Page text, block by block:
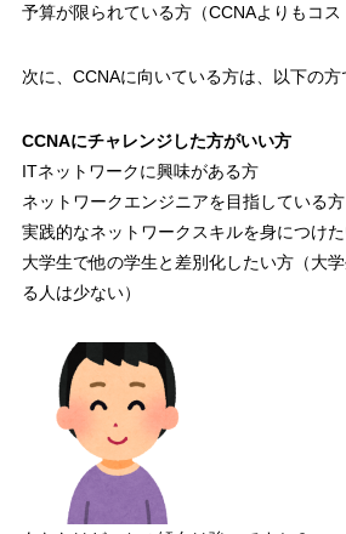
予算が限られている方（CCNAよりもコス
次に、 CCNAに向いている方は、以下の方
CCNAにチャレンジした方がいい方
ITネットワークに興味がある方
ネットワークエンジニアを目指している方
実践的なネットワークスキルを身につけ
大学生で他の学生と差別化したい方（大
る人は少ない）